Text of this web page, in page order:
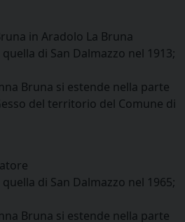
in Aradolo La Bruna
di San Dalmazzo nel 1913;
Bruna si estende nella parte
del territorio del Comune di
di San Dalmazzo nel 1965;
Bruna si estende nella parte